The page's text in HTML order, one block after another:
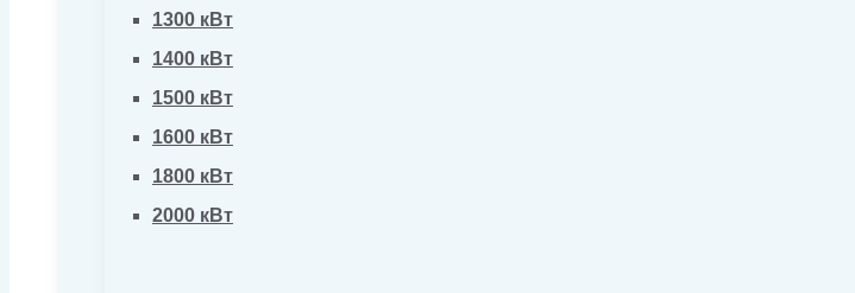
1300 кВт
1400 кВт
1500 кВт
1600 кВт
1800 кВт
2000 кВт